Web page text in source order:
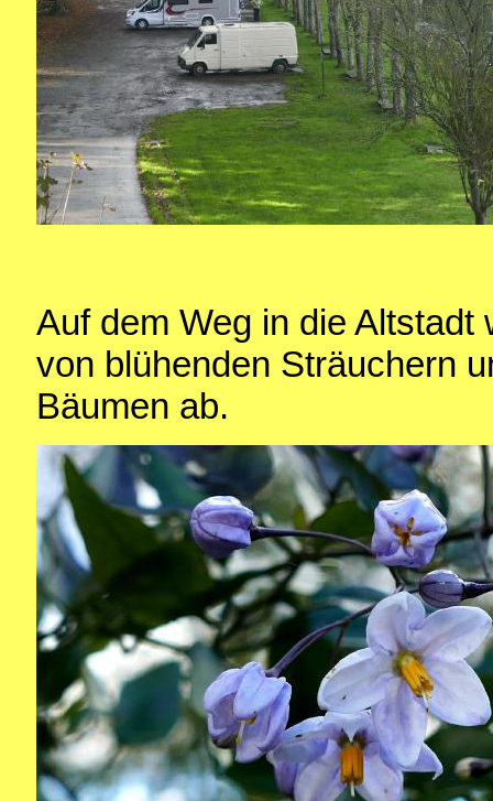
Auf dem Weg in die
von blühenden Sträuchern
Bäumen ab.